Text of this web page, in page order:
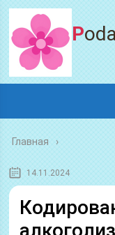
Главная
14.11.2024